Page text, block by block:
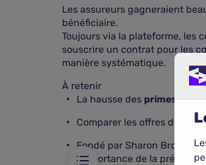
Les assureurs gagneraient
bénéficiaire.
Toujours via la plateforme, les
souscrire un contrat pour les
manière systématique.
À retenir
La hausse des primes
Comparer les offres
Fondé par Sharon Brown,
l'importance de la